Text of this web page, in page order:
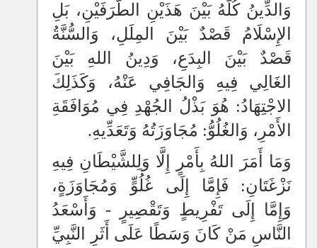
وَالدِّينُ كُلُّهُ بَيْنَ هَذَيْنِ الطَّرَفَيْنِ، بَلِ
الإِسْلَامُ قَصْدٌ بَيْنَ المِلَلِ، وَالسُّنَّةُ
قَصْدٌ بَيْنَ البِدَعِ، وَدِينُ اللهِ بَيْنَ
الغَالِي فِيهِ وَالجَافِي عَنْهُ، وَكَذَلِكَ
الاجْتِهَادُ: هُوَ بَذْلُ الجُهْدِ فِي مُوَافَقَةِ
الأَمْرِ، وَالغُلُوُّ: مُجَاوَزَتُهُ وَتَعَدِّيهِ.
وَمَا أَمَرَ اللهُ بِأَمْرٍ إِلَّا وَلِلشَّيْطَانِ فِيهِ
نَزْغَتَانِ: فَإِمَّا إِلَى غُلُوٍّ وَمُجَاوَزَةٍ،
وَإِمَّا إِلَى تَفْرِيطٍ وَتَقْصِيرٍ - وَأَسْعَدُ
النَّاسِ مَنْ كَانَ وَسَطًا عَلَى أَثَرِ النَّبِيِّ